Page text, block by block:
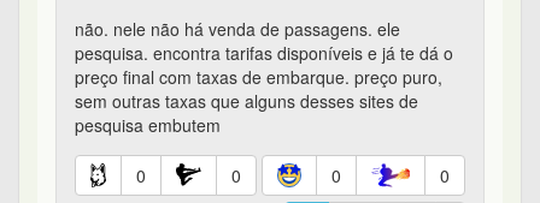
não. nele não há venda de passagens. ele
pesquisa. encontra tarifas disponíveis e já te dá o
preço final com taxas de embarque. preço puro,
sem outras taxas que alguns desses sites de
pesquisa embutem
0 0 0 0